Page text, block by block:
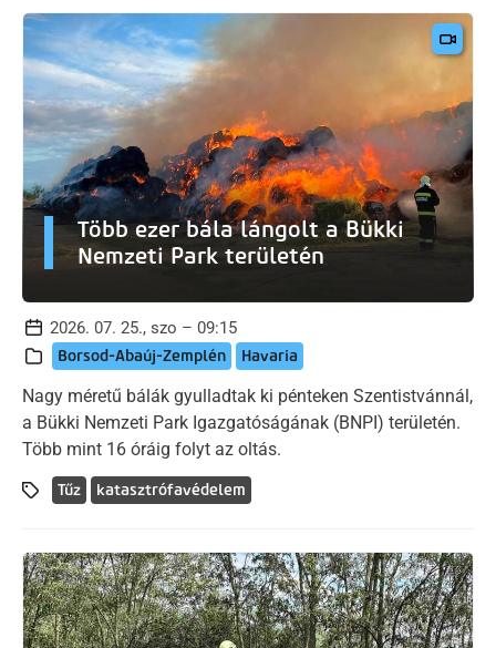
Több ezer bála lángolt a Bükki
Nemzeti Park területén
2026. 07. 25., szo – 09:15
Borsod-Abaúj-Zemplén Havaria
Nagy méretű bálák gyulladtak ki pénteken Szentistvánnál,
a Bükki Nemzeti Park Igazgatóságának (BNPI) területén.
Több mint 16 óráig folyt az oltás.
Tűz katasztrófavédelem